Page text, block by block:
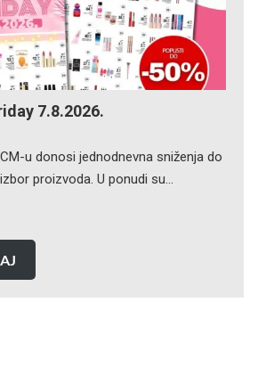
7.8.2026.
u donosi jednodnevna sniženja do
proizvoda. U ponudi su…